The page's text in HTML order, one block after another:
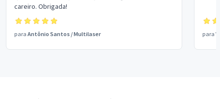
careiro. Obrigada!
para Antônio Santos /Multilaser para